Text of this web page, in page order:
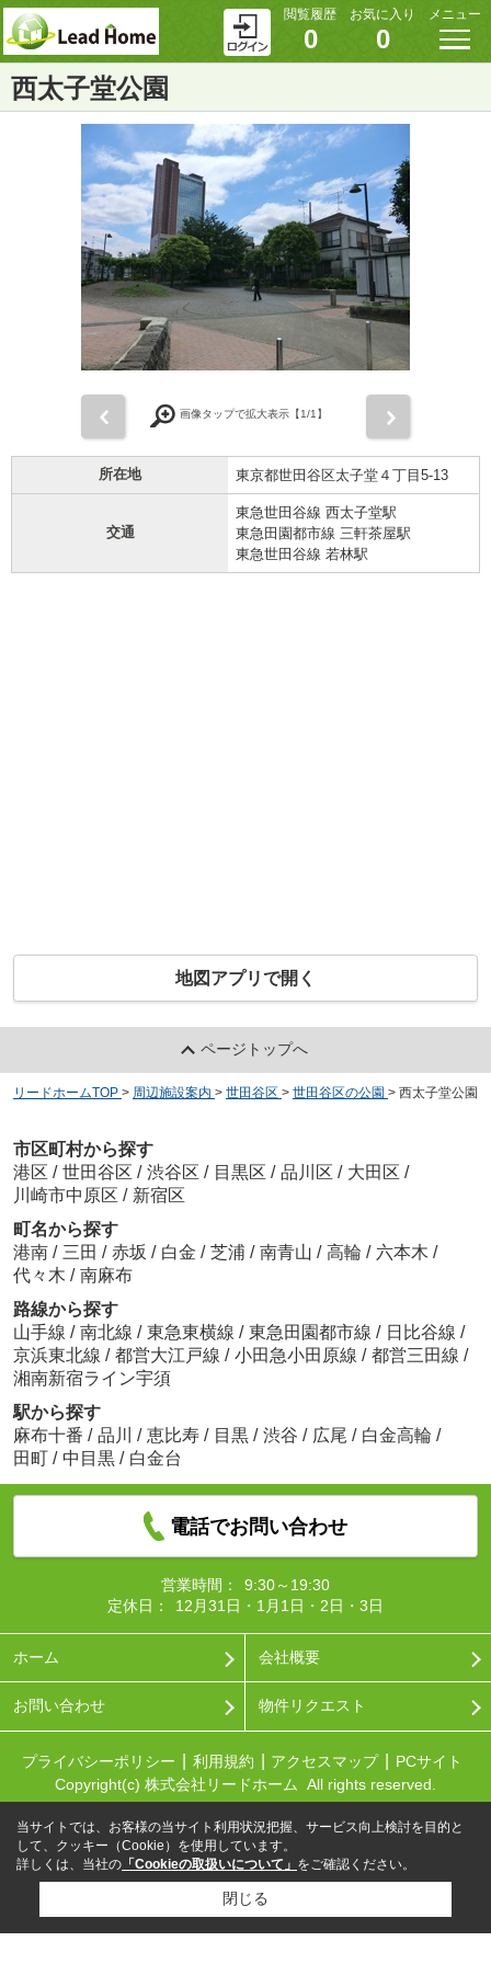
閲覧履歴
0
お気に入り
0
メニュー
西太子堂公園
画像タップで拡大表示【1/1】
所在地 東京都世田谷区太子堂４丁目5-13
交通
東急世田谷線 西太子堂駅
東急田園都市線 三軒茶屋駅
東急世田谷線 若林駅
地図アプリで開く
ページトップへ
リードホームTOP > 周辺施設案内 > 世田谷区 > 世田谷区の公園 > 西太子堂公園
市区町村から探す
港区 / 世田谷区 / 渋谷区 / 目黒区 / 品川区 / 大田区 /
川崎市中原区 / 新宿区
町名から探す
港南 / 三田 / 赤坂 / 白金 / 芝浦 / 南青山 / 高輪 / 六本木 /
代々木 / 南麻布
路線から探す
山手線 / 南北線 / 東急東横線 / 東急田園都市線 / 日比谷線 /
京浜東北線 / 都営大江戸線 / 小田急小田原線 / 都営三田線 /
湘南新宿ライン宇須
駅から探す
麻布十番 / 品川 / 恵比寿 / 目黒 / 渋谷 / 広尾 / 白金高輪 /
田町 / 中目黒 / 白金台
電話でお問い合わせ
営業時間：
9:30～19:30
定休日：
12月31日・1月1日・2日・3日
ホーム 会社概要
お問い合わせ 物件リクエスト
プライバシーポリシー 利用規約 アクセスマップ
PCサイト
Copyright(c) 株式会社リードホーム All rights reserved.
当サイトでは、お客様の当サイト利用状況把握、サービス向上検討を目的と
して、クッキー（Cookie）を使用しています。
詳しくは、当社の 「Cookieの取扱いについて」 をご確認ください。
閉じる